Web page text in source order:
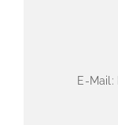
E-Mail: